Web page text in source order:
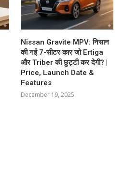
Nissan Gravite MPV: निसान
की नई 7-सीटर कार जो Ertiga
और Triber की छुट्टी कर देगी? |
Price, Launch Date &
Features
December 19, 2025